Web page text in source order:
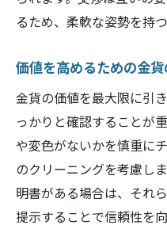
るため、柔軟な姿勢を持
価値を高めるための金
金貨の価値を最大限に引
っかりと確認することが
や変色がないかを慎重に
のクリーニングを考慮し
明書がある場合は、それ
提示することで信頼性を